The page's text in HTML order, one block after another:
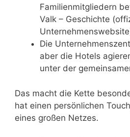
Familienmitgliedern
Valk – Geschichte
Die
aber die Hotels
unter der
Das macht die Kette
hat einen persönlichen
eines großen Netzes.